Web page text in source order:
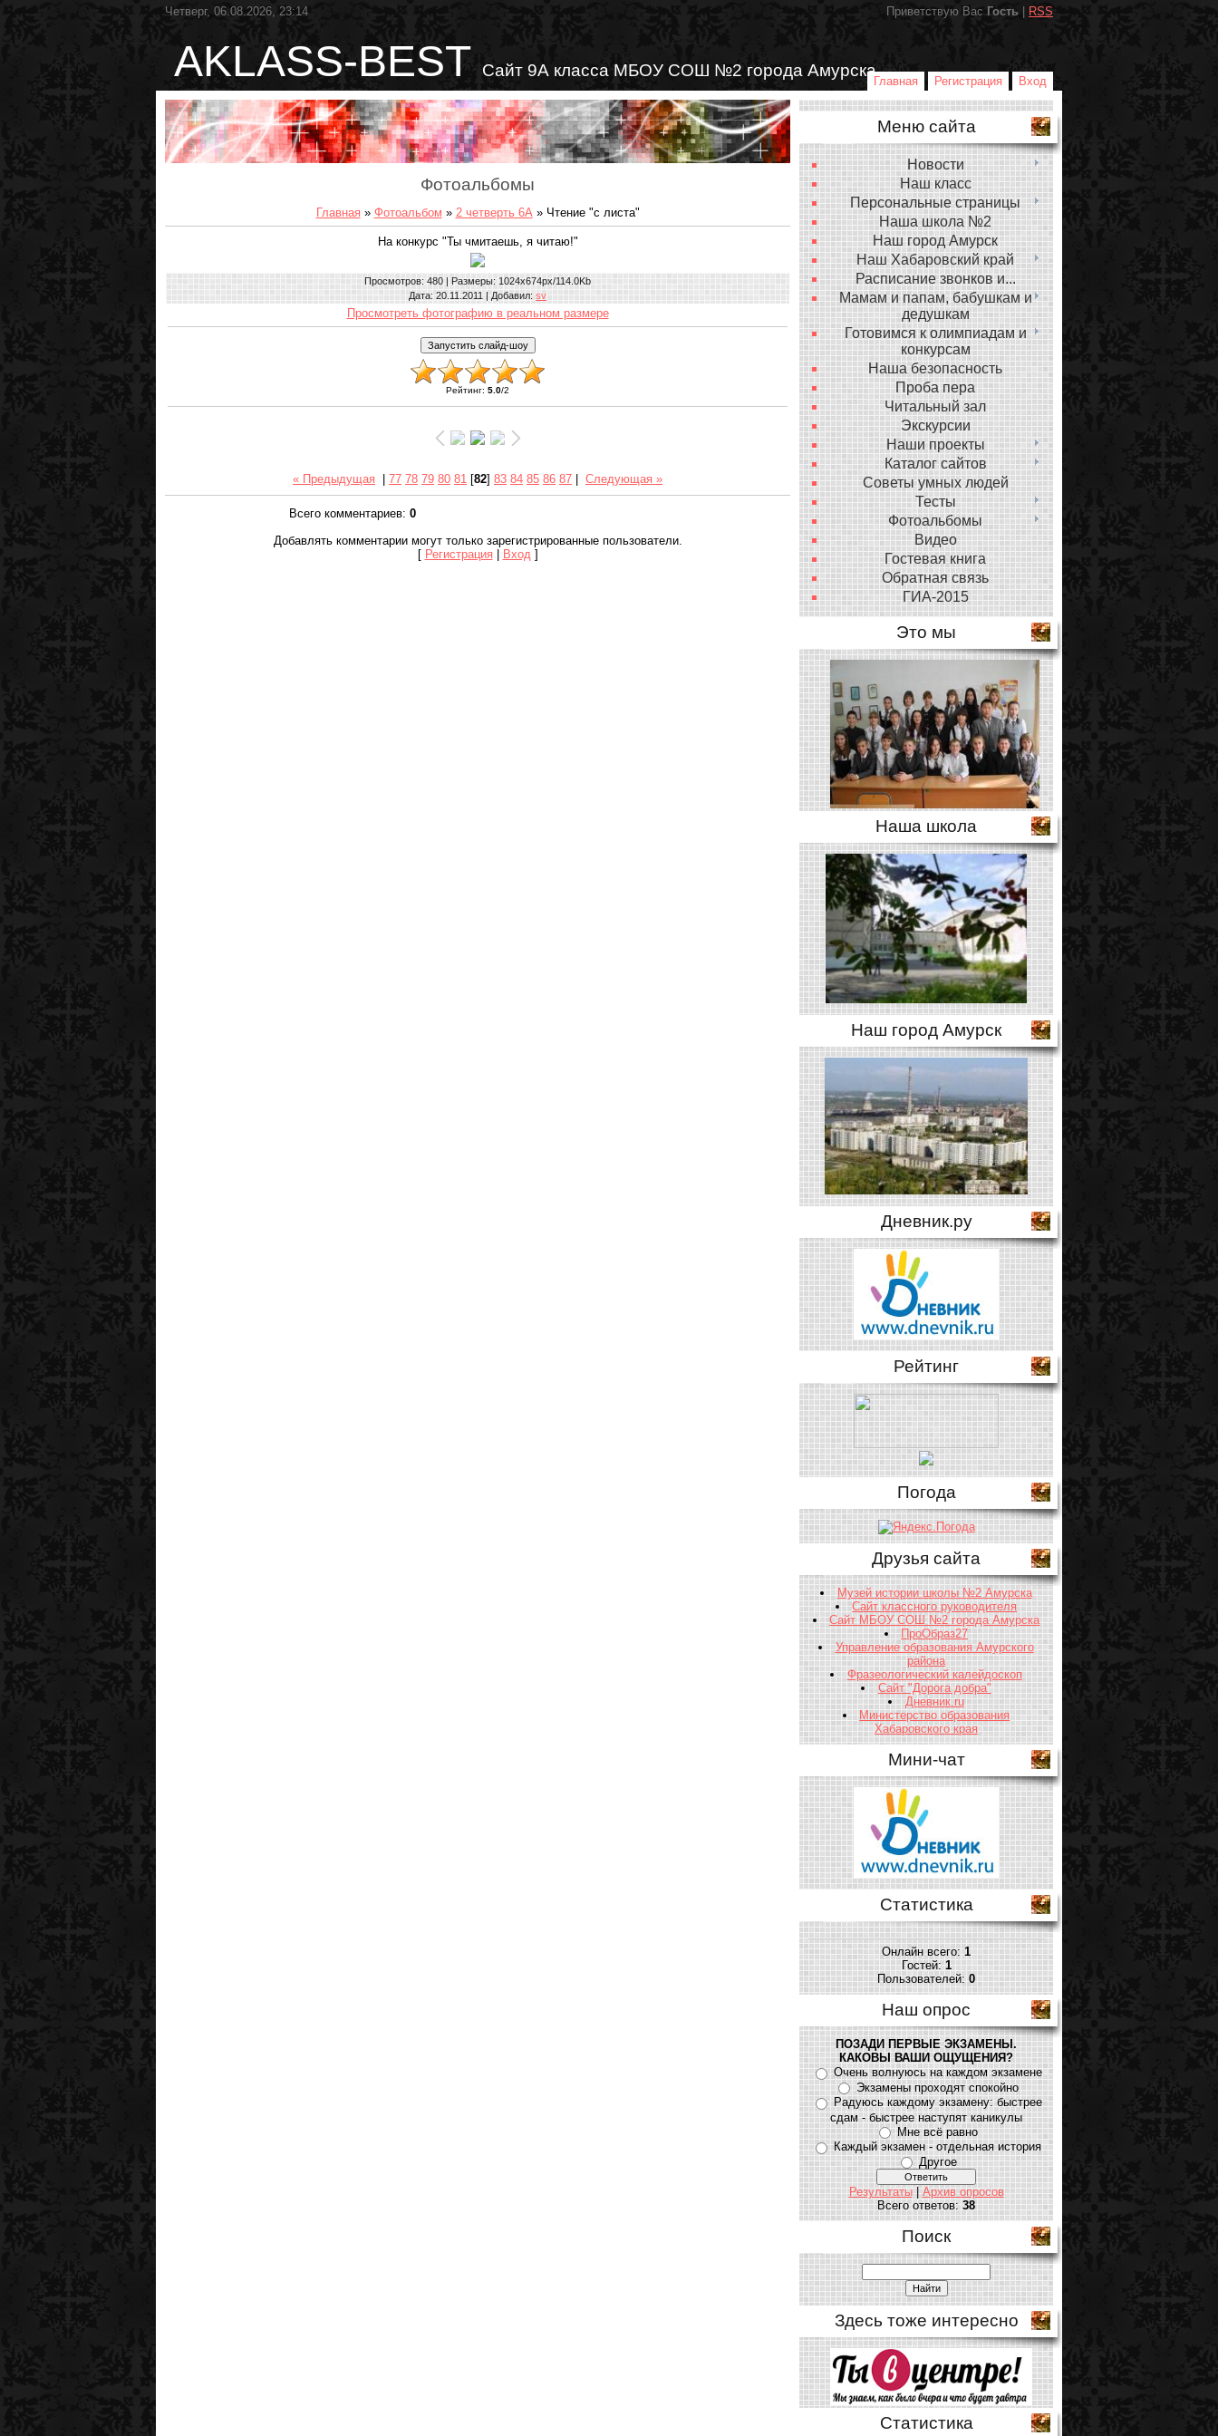
Четверг, 06.08.2026, 23:14 Приветствую Вас Гость RSS
AKLASS-BEST Сайт 9А класса МБОУ СОШ №2 города Амурска
Главная Регистрация Вход
Фотоальбомы
Главная » Фотоальбом » 2 четверть 6А» Чтение "с листа"
На конкурс "Ты чмитаешь, я читаю!"
Просмотров: 480 | Размеры: 1024x674px/114.0Kb
Дата: 20.11.2011 | Добавил: sv
Просмотреть фотографию в реальном размере
Рейтинг: 5.0/2
« Предыдущая 77 78 79 80 81 [82] 83 84 85 86 87 Следующая »
Всего комментариев: 0
Добавлять комментарии могут только зарегистрированные пользователи.
[ Регистрация | Вход ]
Меню сайта
Новости
Наш класс
Персональные страницы
Наша школа №2
Наш город Амурск
Наш Хабаровский край
Расписание звонков и...
Мамам и папам, бабушкам и
дедушкам
Готовимся к олимпиадам и
конкурсам
Наша безопасность
Проба пера
Читальный зал
Экскурсии
Наши проекты
Каталог сайтов
Советы умных людей
Тесты
Фотоальбомы
Видео
Гостевая книга
Обратная связь
ГИА-2015
Это мы
Наша школа
Наш город Амурск
Дневник.ру
Рейтинг
Погода
Друзья сайта
Музей истории школы №2 Амурска
Сайт классного руководителя
Сайт МБОУ СОШ №2 города Амурска
ПроОбраз27
Управление образования Амурского
района
Фразеологический калейдоскоп
Сайт "Дорога добра"
Дневник.ru
Министерство образования
Хабаровского края
Мини-чат
Статистика
Онлайн всего:1
Гостей:1
Пользователей:0
Наш опрос
ПОЗАДИ ПЕРВЫЕ ЭКЗАМЕНЫ.
КАКОВЫ ВАШИ ОЩУЩЕНИЯ?
Очень волнуюсь на каждом экзамене
Экзамены проходят спокойно
Радуюсь каждому экзамену: быстрее
сдам - быстрее наступят каникулы
Мне всё равно
Каждый экзамен - отдельная история
Другое
Результаты|Архив опросов
Всего ответов:38
Поиск
Здесь тоже интересно
Статистика